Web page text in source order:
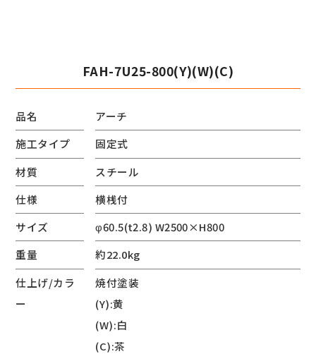
FAH-7U25-800(Y)(W)(C)
品名
アーチ
施工タイプ
固定式
材質
スチール
仕様
横桟付
サイズ
φ60.5(t2.8) W2500×H800
重量
約22.0kg
仕上げ/カラ
ー
焼付塗装
(Y):黄
(W):白
(C):茶